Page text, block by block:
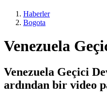
Haberler
Bogota
Venezuela
Venezuela Geçici
ardından bir video